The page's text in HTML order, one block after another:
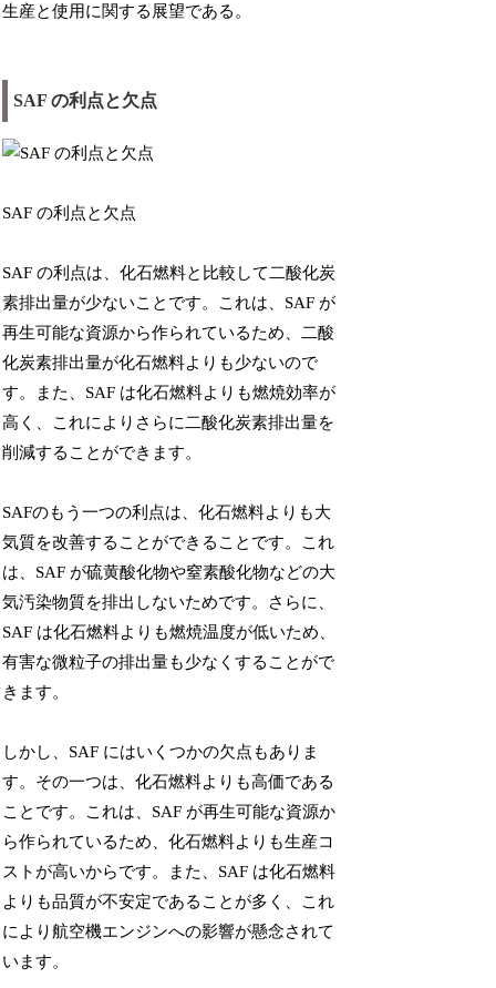
生産と使用に関する展望である。
SAF の利点と欠点
SAF の利点と欠点
SAF の利点は、化石燃料と比較して二酸化炭
素排出量が少ないことです。これは、SAF が
再生可能な資源から作られているため、二酸
化炭素排出量が化石燃料よりも少ないので
す。また、SAF は化石燃料よりも燃焼効率が
高く、これによりさらに二酸化炭素排出量を
削減することができます。
SAFのもう一つの利点は、化石燃料よりも大
気質を改善することができることです。これ
は、SAF が硫黄酸化物や窒素酸化物などの大
気汚染物質を排出しないためです。さらに、
SAF は化石燃料よりも燃焼温度が低いため、
有害な微粒子の排出量も少なくすることがで
きます。
しかし、SAF にはいくつかの欠点もありま
す。その一つは、化石燃料よりも高価である
ことです。これは、SAF が再生可能な資源か
ら作られているため、化石燃料よりも生産コ
ストが高いからです。また、SAF は化石燃料
よりも品質が不安定であることが多く、これ
により航空機エンジンへの影響が懸念されて
います。